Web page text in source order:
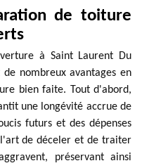
de toiture
à Saint Laurent Du
de nombreux avantages en
bien faite. Tout d'abord,
une longévité accrue de
futurs et des dépenses
de déceler et de traiter
préservant ainsi